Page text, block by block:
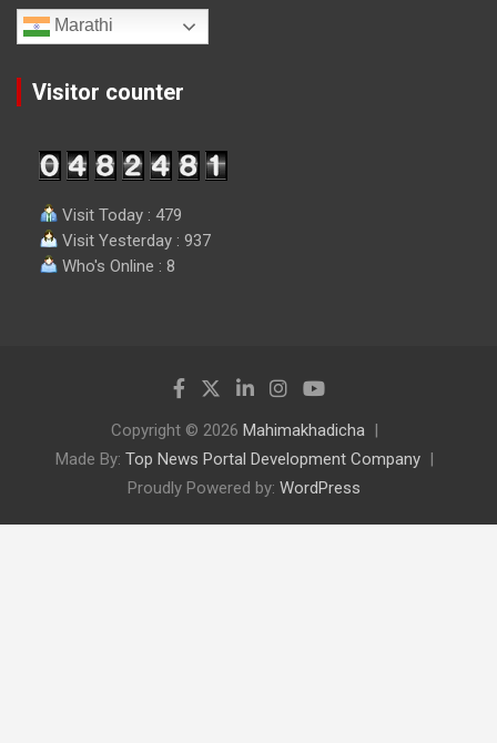
Marathi
Visitor counter
Visit Today : 479
Visit Yesterday : 937
Who's Online : 8
Copyright © 2026 Mahimakhadicha
Made By: Top News Portal Development Company
Proudly Powered by: WordPress